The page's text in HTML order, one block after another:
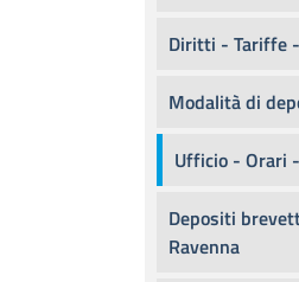
Diritti - Tariffe
Modalità di
Ufficio - Orari
Depositi
Ravenna